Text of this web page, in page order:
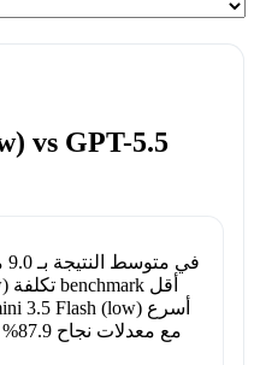
vs GPT-5.5
في متوسط النتيجة بـ9.0
تكلفة benchmark أقل
3.5 Flash (low)أسرع
، مع معدلات نجاح87.9%